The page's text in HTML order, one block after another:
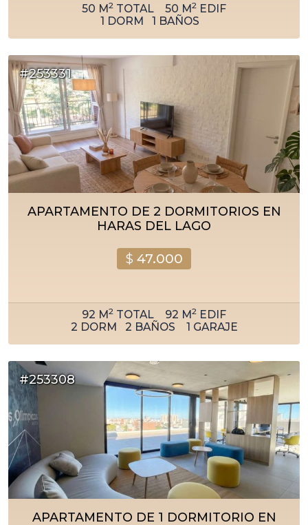
50 M2 TOTAL 50 M2 EDIF
1 DORM 1 BAÑOS
#253331
APARTAMENTO DE 2 DORMITORIOS EN
HARAS DEL LAGO
$ 47.000
92 M2 TOTAL 92 M2 EDIF
2 DORM 2 BAÑOS 1 GARAJE
#253308
APARTAMENTO DE 1 DORMITORIO EN